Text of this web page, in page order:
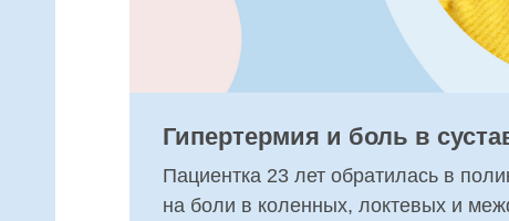
Гипертермия и боль в
Пациентка 23 лет обратилась в
на боли в коленных, локтевых и